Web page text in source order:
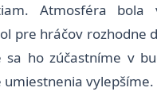
Atmosféra bola
pre hráčov rozhodne
sa ho zúčastníme v
umiestnenia vylepšíme.